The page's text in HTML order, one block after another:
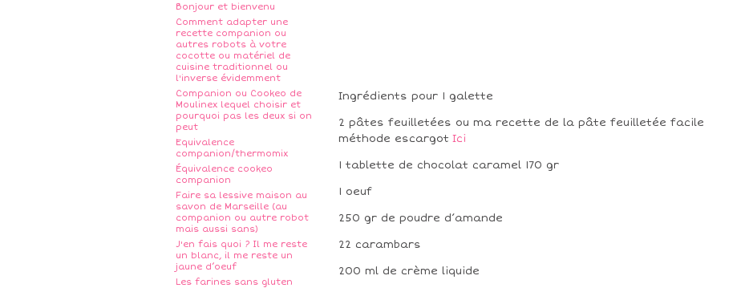
Bonjour et bienvenu
Comment adapter une
recette companion ou
autres robots à votre
cocotte ou matériel de
cuisine traditionnel ou
l'inverse évidemment
Companion ou Cookeo de
Moulinex lequel choisir et
pourquoi pas les deux si on
peut
Equivalence
companion/thermomix
Équivalence cookeo
companion
Faire sa lessive maison au
savon de Marseille (au
companion ou autre robot
mais aussi sans)
J'en fais quoi ? Il me reste
un blanc, il me reste un
jaune d’oeuf
Les farines sans gluten
Ingrédients pour 1 galette
2 pâtes feuilletées ou ma recette de la pâte feuilletée facile
méthode escargot Ici
1 tablette de chocolat caramel 170 gr
1 oeuf
250 gr de poudre d’amande
22 carambars
200 ml de crème liquide